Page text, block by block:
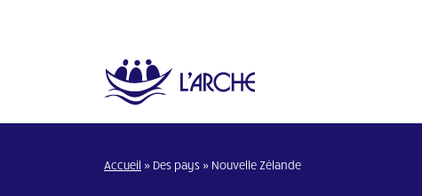
Accueil » Des pays » Nouvelle Zélande